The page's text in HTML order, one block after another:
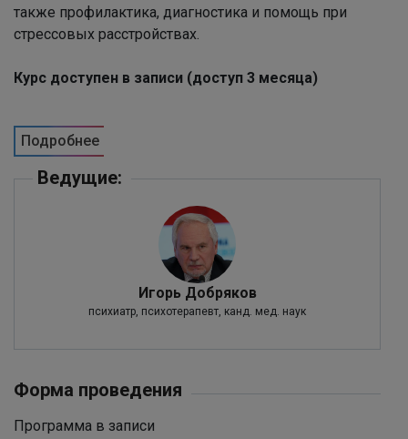
также профилактика, диагностика и помощь при
стрессовых расстройствах.
Курс доступен в записи (доступ 3 месяца)
Подробнее
Ведущие:
Игорь Добряков
психиатр, психотерапевт, канд. мед. наук
Форма проведения
Программа в записи